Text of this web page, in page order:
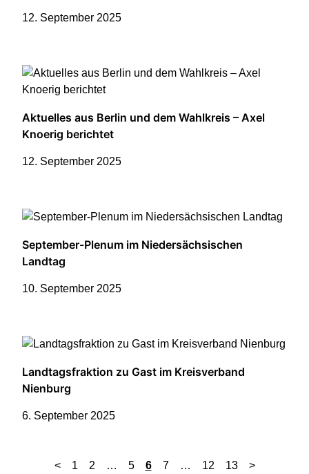
12. September 2025
Aktuelles aus Berlin und dem Wahlkreis – Axel
Knoerig berichtet
12. September 2025
September-Plenum im Niedersächsischen
Landtag
10. September 2025
Landtagsfraktion zu Gast im Kreisverband
Nienburg
6. September 2025
< 1 2 … 5 6 7 … 12 13 >